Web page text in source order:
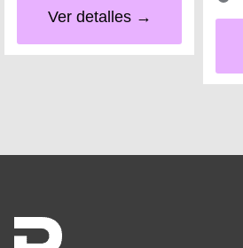
Ver detalles →